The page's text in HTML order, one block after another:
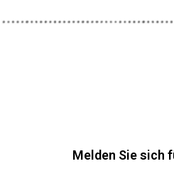
Melden Sie sich